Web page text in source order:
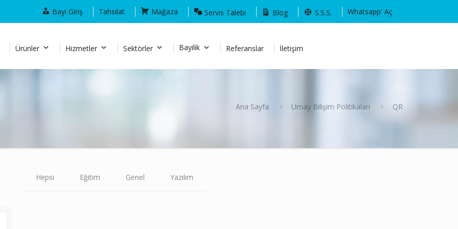
Bayi Giriş Tahsilat Mağaza Servis Talebi Blog S.S.S. Whatsapp' Aç
Ürünler Hizmetler Sektörler Bayilik Referanslar İletişim
Ana Sayfa Umay Bilişim Politikaları QR
Hepsi Eğitim Genel Yazılım